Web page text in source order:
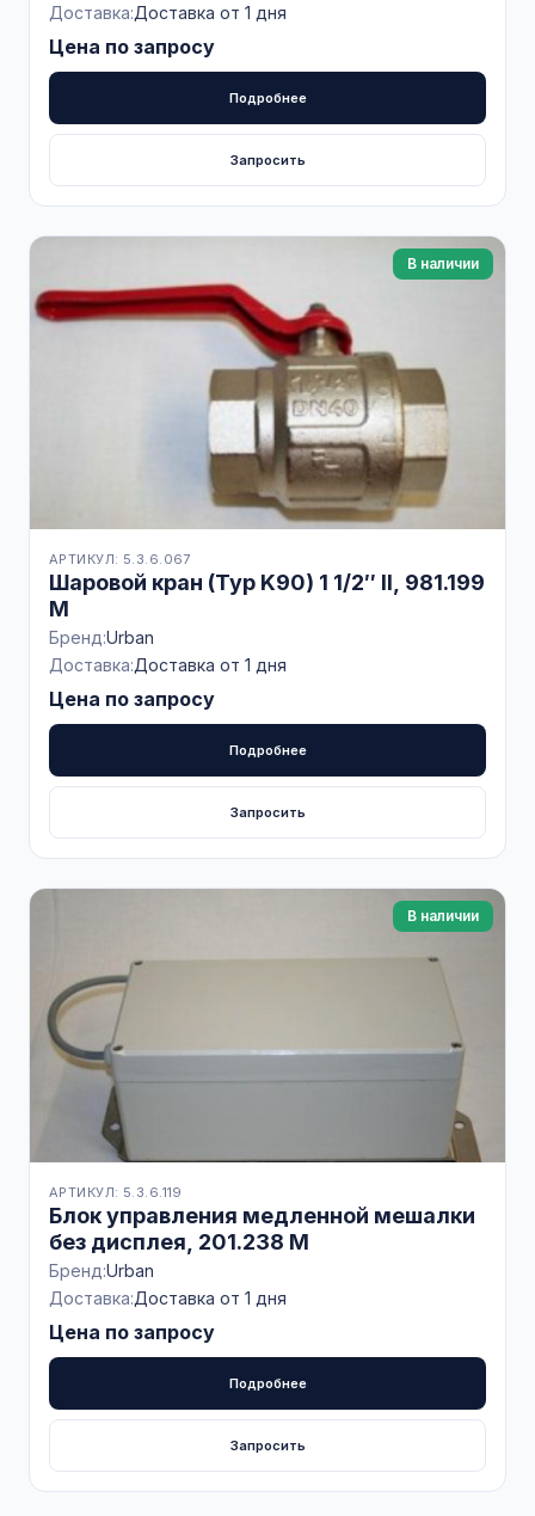
Доставка:Доставка от 1 дня
Цена по запросу
Подробнее
Запросить
В наличии
АРТИКУЛ: 5.3.6.067
Шаровой кран (Typ K90) 1 1/2″ II, 981.199
M
Бренд:Urban
Доставка:Доставка от 1 дня
Цена по запросу
Подробнее
Запросить
В наличии
АРТИКУЛ: 5.3.6.119
Блок управления медленной мешалки
без дисплея, 201.238 M
Бренд:Urban
Доставка:Доставка от 1 дня
Цена по запросу
Подробнее
Запросить